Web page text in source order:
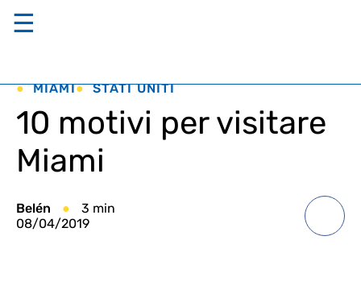
☰
MIAMI STATI UNITI
10 motivi per visitare
Miami
Belén
3 min
08/04/2019